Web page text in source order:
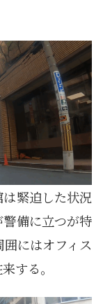
緊迫した状況
備に立つが特
にはオフィス
する。